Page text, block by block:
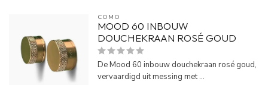
COMO
MOOD 60 INBOUW
DOUCHEKRAAN ROSÉ GOUD
De Mood 60 inbouw douchekraan rosé goud,
vervaardigd uit messing met ...